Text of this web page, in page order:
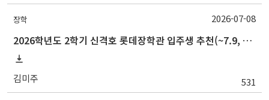
장학
2026학년도 2학기 신격호 롯데장학관 입주생 추천(~7.9, 13시까지)
김미주 531
2026-07-08